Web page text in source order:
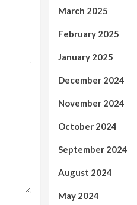
March 2025
February 2025
January 2025
December 2024
November 2024
October 2024
September 2024
August 2024
May 2024